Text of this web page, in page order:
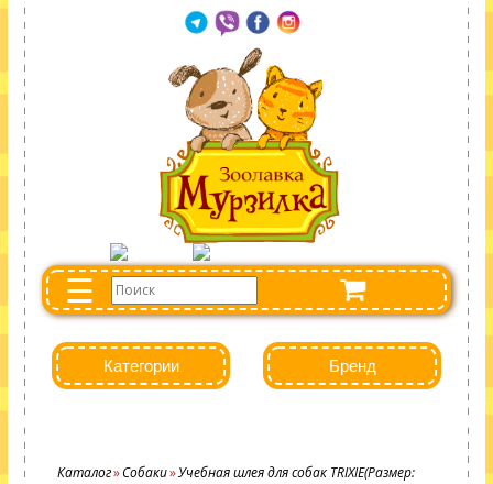
☰
Категории Бренд
Каталог Собаки Учебная шлея для собак TRIXIE(Размер: